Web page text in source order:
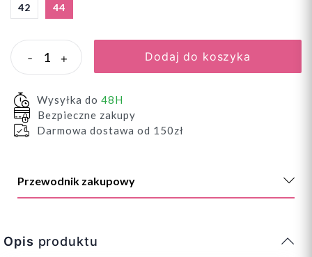
42 44
- + Dodaj do koszyka
Wysyłka do 48H
Bezpieczne zakupy
Darmowa dostawa od 150zł
Przewodnik zakupowy
Opis produktu